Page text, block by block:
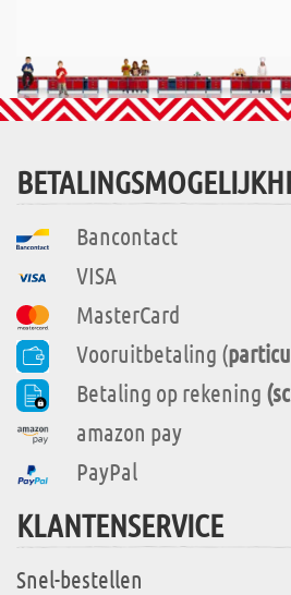
Bancontact
VISA
MasterCard
Vooruitbetaling (
Betaling op rekening
amazon pay
PayPal
KLANTENSERVICE
Snel-bestellen